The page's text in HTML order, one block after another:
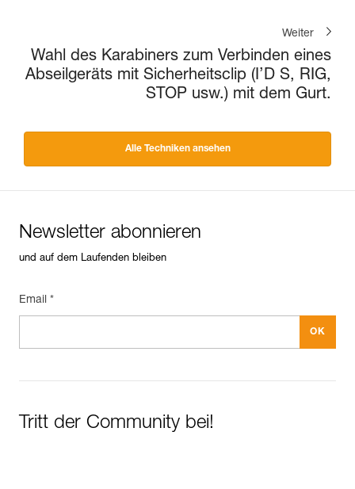
Weiter
Wahl des Karabiners zum Verbinden eines
Abseilgeräts mit Sicherheitsclip (I’D S, RIG,
STOP usw.) mit dem Gurt.
Alle Techniken ansehen
Newsletter abonnieren
und auf dem Laufenden bleiben
Email *
Tritt der Community bei!